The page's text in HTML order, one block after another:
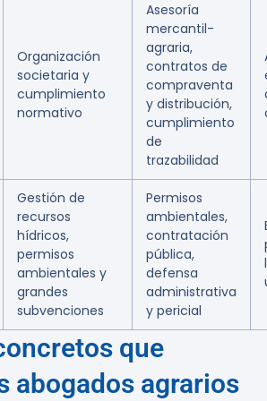
Organización
societaria y
cumplimiento
normativo
Asesoría
mercantil-
agraria,
contratos de
compraventa
y distribución,
cumplimiento
de
trazabilidad
Gestión de
recursos
hídricos,
permisos
ambientales y
grandes
subvenciones
Permisos
ambientales,
contratación
pública,
defensa
administrativa
y pericial
que
abogados agrarios